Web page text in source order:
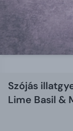
Szójás
Lime Basil &